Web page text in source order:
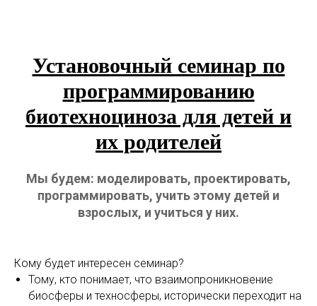
Установочный семинар по
программированию
биотехноциноза для детей и
их родителей
Мы будем: моделировать, проектировать,
программировать, учить этому детей и
взрослых, и учиться у них.
Кому будет интересен семинар?
Тому, кто понимает, что взаимопроникновение
биосферы и техносферы, исторически переходит на